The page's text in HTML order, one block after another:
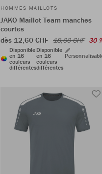
HOMMES MAILLOTS
JAKO Maillot Team manches
courtes
dès 12,60 CHF 18,00 CHF 30
Disponible
en 16
couleurs
différentes
Disponible
en 16
couleurs
différentes